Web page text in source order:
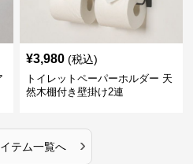
¥3,980 (税込)
トイレットペーパーホルダー 天
然木棚付き壁掛け2連
テム一覧へ ›